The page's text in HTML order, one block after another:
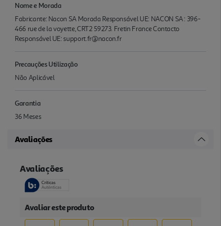
Nome e Morada
Fabricante: Nacon SA Morada Responsável UE: NACON SA : 396-
466 rue de la voyette, CRT2 59273. Fretin France Contacto
Responsável UE: support.fr@nacon.fr
Precauções Utilização
Não Aplicável
Garantia
36 Meses
Avaliações